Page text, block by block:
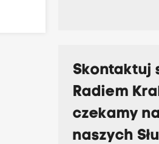
Skontaktuj
Radiem
czekamy
naszych